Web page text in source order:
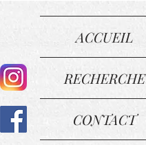
ACCUEIL
RECHERCHE
CONTACT